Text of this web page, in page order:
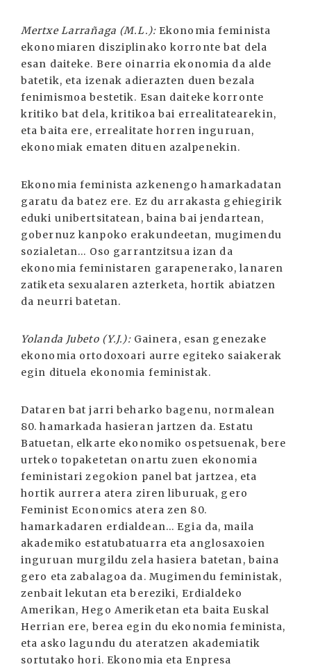
Mertxe Larrañaga (M.L.): Ekonomia feminista
ekonomiaren disziplinako korronte bat dela
esan daiteke. Bere oinarria ekonomia da alde
batetik, eta izenak adierazten duen bezala
fenimismoa bestetik. Esan daiteke korronte
kritiko bat dela, kritikoa bai errealitatearekin,
eta baita ere, errealitate horren inguruan,
ekonomiak ematen dituen azalpenekin.
Ekonomia feminista azkenengo hamarkadatan
garatu da batez ere. Ez du arrakasta gehiegirik
eduki unibertsitatean, baina bai jendartean,
gobernuz kanpoko erakundeetan, mugimendu
sozialetan... Oso garrantzitsua izan da
ekonomia feministaren garapenerako, lanaren
zatiketa sexualaren azterketa, hortik abiatzen
da neurri batetan.
Yolanda Jubeto (Y.J.): Gainera, esan genezake
ekonomia ortodoxoari aurre egiteko saiakerak
egin dituela ekonomia feministak.
Dataren bat jarri beharko bagenu, normalean
80. hamarkada hasieran jartzen da. Estatu
Batuetan, elkarte ekonomiko ospetsuenak, bere
urteko topaketetan onartu zuen ekonomia
feministari zegokion panel bat jartzea, eta
hortik aurrera atera ziren liburuak, gero
Feminist Economics atera zen 80.
hamarkadaren erdialdean... Egia da, maila
akademiko estatubatuarra eta anglosaxoien
inguruan murgildu zela hasiera batetan, baina
gero eta zabalagoa da. Mugimendu feministak,
zenbait lekutan eta bereziki, Erdialdeko
Amerikan, Hego Ameriketan eta baita Euskal
Herrian ere, berea egin du ekonomia feminista,
eta asko lagundu du ateratzen akademiatik
sortutako hori. Ekonomia eta Enpresa